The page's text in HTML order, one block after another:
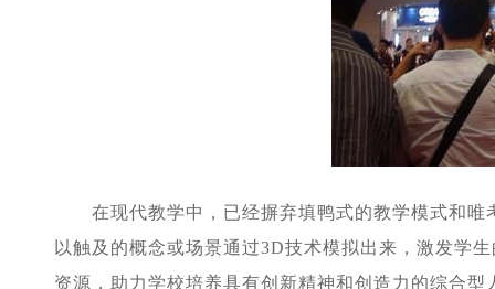
在现代教学中，已经摒弃填鸭式的教学模式和唯
以触及的概念或场景通过3D技术模拟出来，激发学
资源，助力学校培养具有创新精神和创造力的综合型